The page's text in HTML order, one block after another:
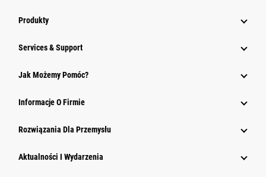
Produkty
Services & Support
Jak Możemy Pomóc?
Informacje O Firmie
Rozwiązania Dla Przemysłu
Aktualności I Wydarzenia